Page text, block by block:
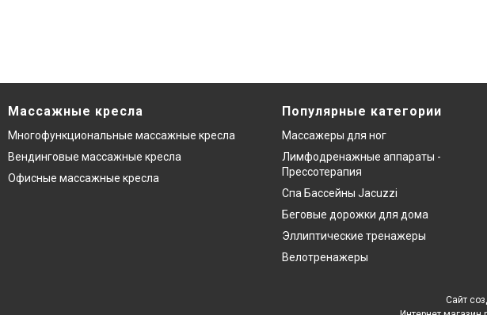
Массажные кресла
Многофункциональные массажные кресла
Вендинговые массажные кресла
Офисные массажные кресла
Популярные категории
Массажеры для ног
Лимфодренажные аппараты -
Прессотерапия
Спа Бассейны Jacuzzi
Беговые дорожки для дома
Эллиптические тренажеры
Велотренажеры
Сайт